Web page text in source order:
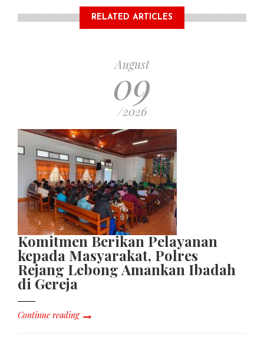
RELATED ARTICLES
August
09
/2026
Komitmen Berikan Pelayanan
kepada Masyarakat, Polres
Rejang Lebong Amankan Ibadah
di Gereja
Continue reading